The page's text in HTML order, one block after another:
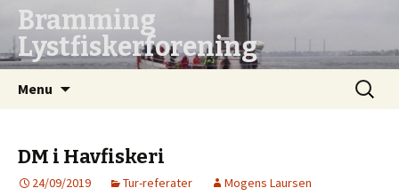
Bramming
Lystfiskerforening
Menu
Søg
efter:
DM i Havfiskeri
24/09/2019 Tur-referater Mogens Laursen